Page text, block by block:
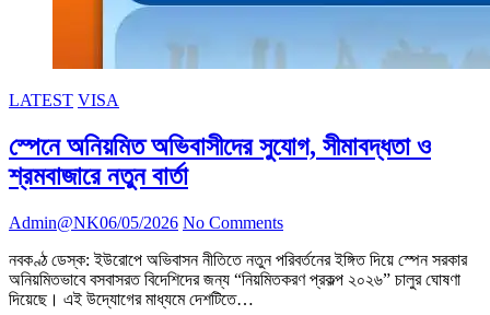
LATEST VISA
স্পেনে অনিয়মিত অভিবাসীদের সুযোগ, সীমাবদ্ধতা ও
শ্রমবাজারে নতুন বার্তা
Admin@NK06/05/2026 No Comments
নবকণ্ঠ ডেস্ক: ইউরোপে অভিবাসন নীতিতে নতুন পরিবর্তনের ইঙ্গিত দিয়ে স্পেন সরকার
অনিয়মিতভাবে বসবাসরত বিদেশিদের জন্য “নিয়মিতকরণ প্রকল্প ২০২৬” চালুর ঘোষণা
দিয়েছে। এই উদ্যোগের মাধ্যমে দেশটিতে…